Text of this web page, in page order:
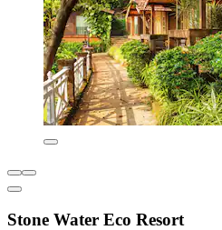
Stone Water Eco Resort